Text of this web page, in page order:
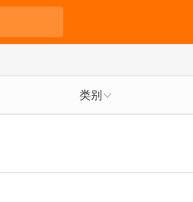
类别